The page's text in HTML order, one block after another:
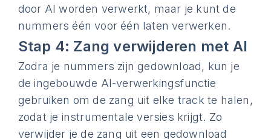
door AI worden verwerkt, maar je kunt de
nummers één voor één laten verwerken.
Stap 4: Zang verwijderen met AI
Zodra je nummers zijn gedownload, kun je
de ingebouwde AI-verwerkingsfunctie
gebruiken om de zang uit elke track te halen,
zodat je instrumentale versies krijgt. Zo
verwijder je de zang uit een gedownload